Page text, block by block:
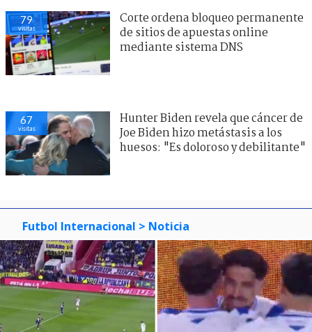
79
visitas
Corte ordena bloqueo permanente
de sitios de apuestas online
mediante sistema DNS
67
visitas
Hunter Biden revela que cáncer de
Joe Biden hizo metástasis a los
huesos: "Es doloroso y debilitante"
Futbol Internacional > Noticia